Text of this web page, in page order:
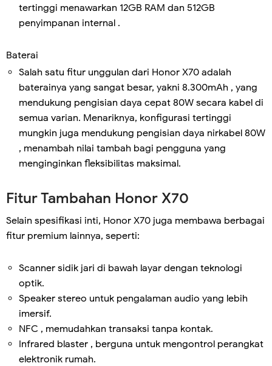
tertinggi menawarkan 12GB RAM dan 512GB
penyimpanan internal .
Baterai
Salah satu fitur unggulan dari Honor X70 adalah
baterainya yang sangat besar, yakni 8.300mAh , yang
mendukung pengisian daya cepat 80W secara kabel di
semua varian. Menariknya, konfigurasi tertinggi
mungkin juga mendukung pengisian daya nirkabel 80W
, menambah nilai tambah bagi pengguna yang
menginginkan fleksibilitas maksimal.
Fitur Tambahan Honor X70
Selain spesifikasi inti, Honor X70 juga membawa berbagai
fitur premium lainnya, seperti:
Scanner sidik jari di bawah layar dengan teknologi
optik.
Speaker stereo untuk pengalaman audio yang lebih
imersif.
NFC , memudahkan transaksi tanpa kontak.
Infrared blaster , berguna untuk mengontrol perangkat
elektronik rumah.